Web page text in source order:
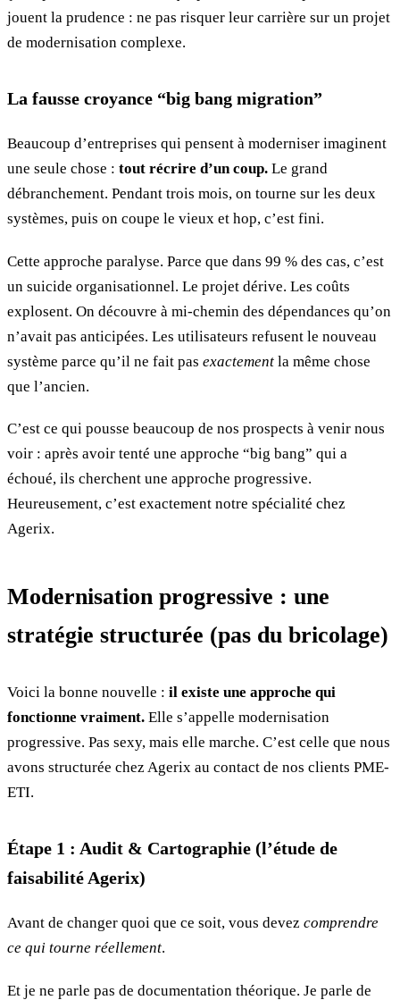
jouent la prudence : ne pas risquer leur carrière sur un projet
de modernisation complexe.
La fausse croyance “big bang migration”
Beaucoup d’entreprises qui pensent à moderniser imaginent
une seule chose : tout récrire d’un coup. Le grand
débranchement. Pendant trois mois, on tourne sur les deux
systèmes, puis on coupe le vieux et hop, c’est fini.
Cette approche paralyse. Parce que dans 99 % des cas, c’est
un suicide organisationnel. Le projet dérive. Les coûts
explosent. On découvre à mi-chemin des dépendances qu’on
n’avait pas anticipées. Les utilisateurs refusent le nouveau
système parce qu’il ne fait pas exactement la même chose
que l’ancien.
C’est ce qui pousse beaucoup de nos prospects à venir nous
voir : après avoir tenté une approche “big bang” qui a
échoué, ils cherchent une approche progressive.
Heureusement, c’est exactement notre spécialité chez
Agerix.
Modernisation progressive : une
stratégie structurée (pas du bricolage)
Voici la bonne nouvelle : il existe une approche qui
fonctionne vraiment. Elle s’appelle modernisation
progressive. Pas sexy, mais elle marche. C’est celle que nous
avons structurée chez Agerix au contact de nos clients PME-
ETI.
Étape 1 : Audit & Cartographie (l’étude de
faisabilité Agerix)
Avant de changer quoi que ce soit, vous devez comprendre
ce qui tourne réellement.
Et je ne parle pas de documentation théorique. Je parle de